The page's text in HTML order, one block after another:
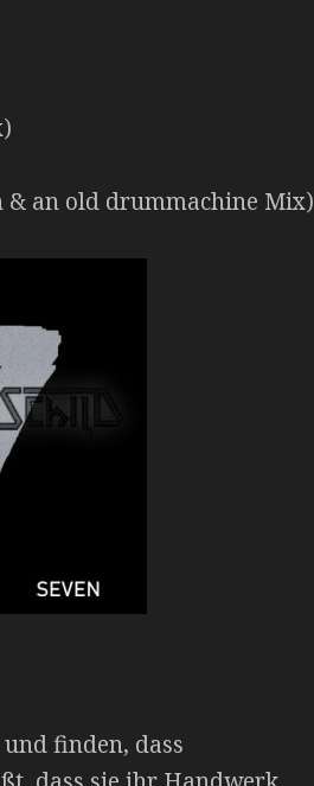
& an old drummachine Mix)
finden, dass